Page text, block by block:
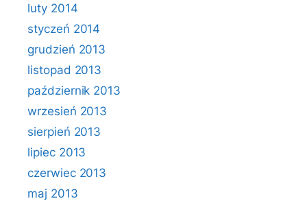
luty 2014
styczeń 2014
grudzień 2013
listopad 2013
październik 2013
wrzesień 2013
sierpień 2013
lipiec 2013
czerwiec 2013
maj 2013